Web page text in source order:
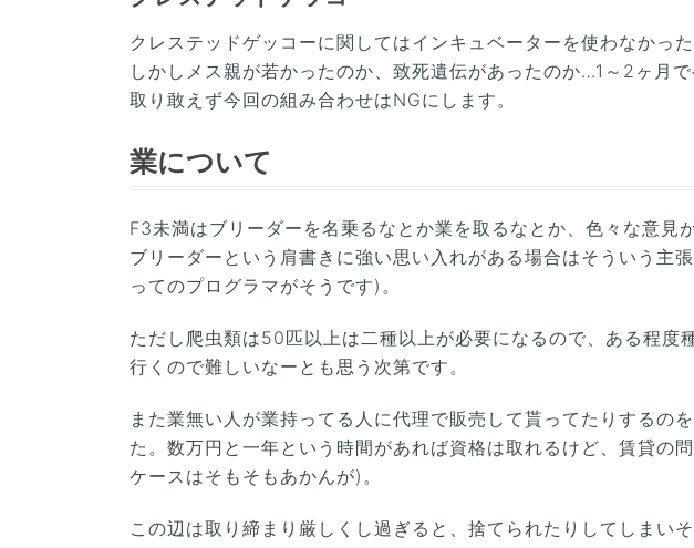
クレステッドゲッコーに関してはインキュベーターを使わなかった
しかしメス親が若かったのか、致死遺伝があったのか…1～2ヶ月で
取り敢えず今回の組み合わせはNGにします。
業について
F3未満はブリーダーを名乗るなとか業を取るなとか、色々な意見
ブリーダーという肩書きに強い思い入れがある場合はそういう主
ってのプログラマがそうです)。
ただし爬虫類は50匹以上は二種以上が必要になるので、ある程
行くので難しいなーとも思う次第です。
また業無い人が業持ってる人に代理で販売して貰ってたりする
た。数万円と一年という時間があれば資格は取れるけど、賃貸の
ケースはそもそもあかんが)。
この辺は取り締まり厳しくし過ぎると、捨てられたりしてしまい